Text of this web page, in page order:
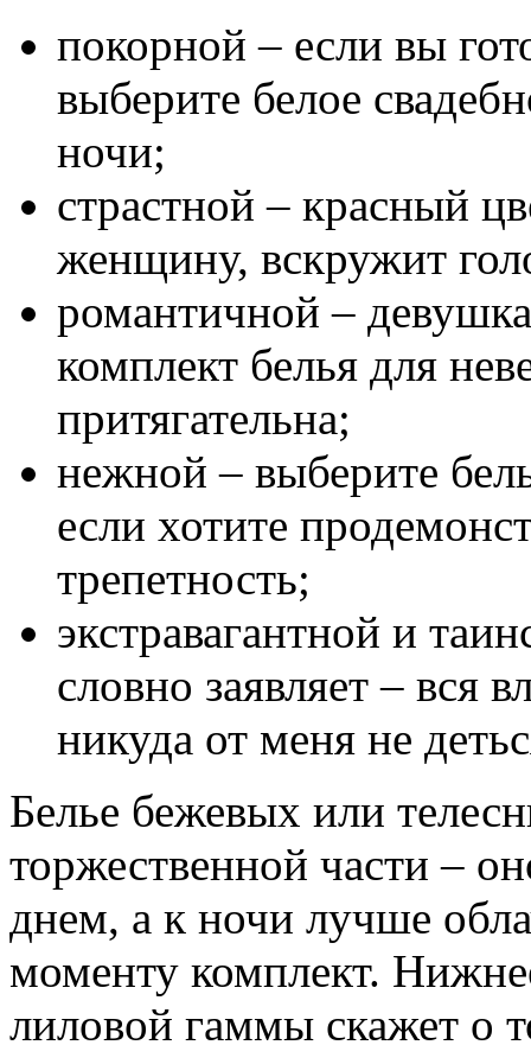
покорной – если вы
выберите белое
ночи;
страстной – красный
женщину, вскружит
романтичной –
комплект белья для
притягательна;
нежной – выберите
если хотите
трепетность;
экстравагантной и
словно заявляет – вся
никуда от меня не
Белье бежевых или
торжественной части –
днем, а к ночи лучше
моменту комплект.
лиловой гаммы скажет о